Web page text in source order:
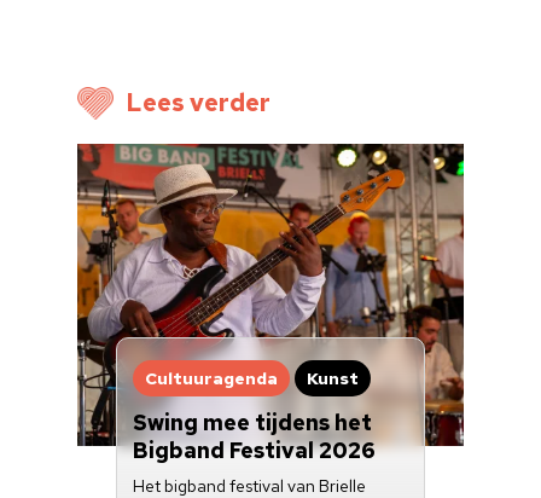
Lees verder
Cultuuragenda Kunst
Swing mee tijdens het
Bigband Festival 2026
Het bigband festival van Brielle
Home
Cultuuragenda
Voor
Cultuur op school
Over ons
Nieuwsbrief